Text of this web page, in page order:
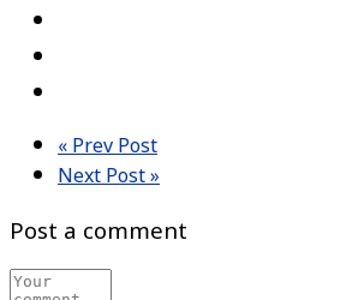
« Prev Post
Next Post »
Post a comment